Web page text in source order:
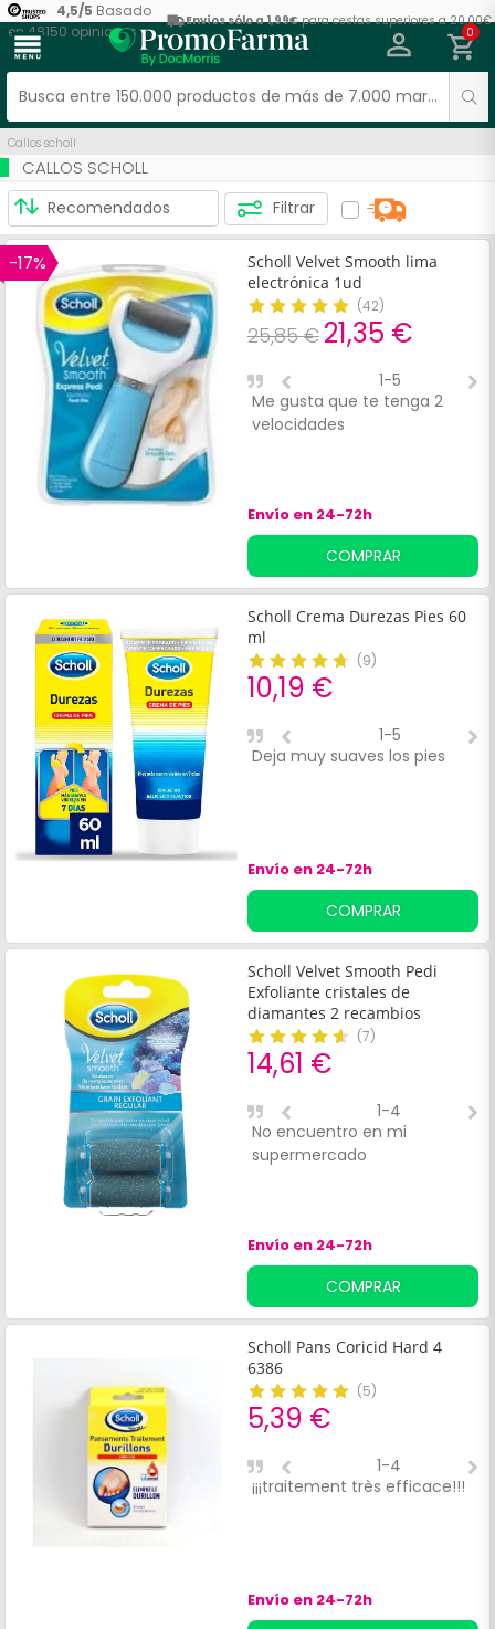
4,5/5 Basado
en48150 opiniones
Envíos sólo a 1,99€para cestas superiores a 20,00€
menu 0
Callos scholl
CALLOS SCHOLL
Filtrar
-17%
Scholl Velvet Smooth lima
electrónica 1ud
(42)
25,85 € 21,35 €
Me gusta que te tenga 2
velocidades
1-5
Envío en 24-72h
COMPRAR
Scholl Crema Durezas Pies 60
ml
(9)
10,19 €
Deja muy suaves los pies
1-5
Envío en 24-72h
COMPRAR
Scholl Velvet Smooth Pedi
Exfoliante cristales de
diamantes 2 recambios
(7)
14,61 €
No encuentro en mi
supermercado
1-4
Envío en 24-72h
COMPRAR
Scholl Pans Coricid Hard 4
6386
(5)
5,39 €
¡¡¡traitement très efficace!!!
1-4
Envío en 24-72h